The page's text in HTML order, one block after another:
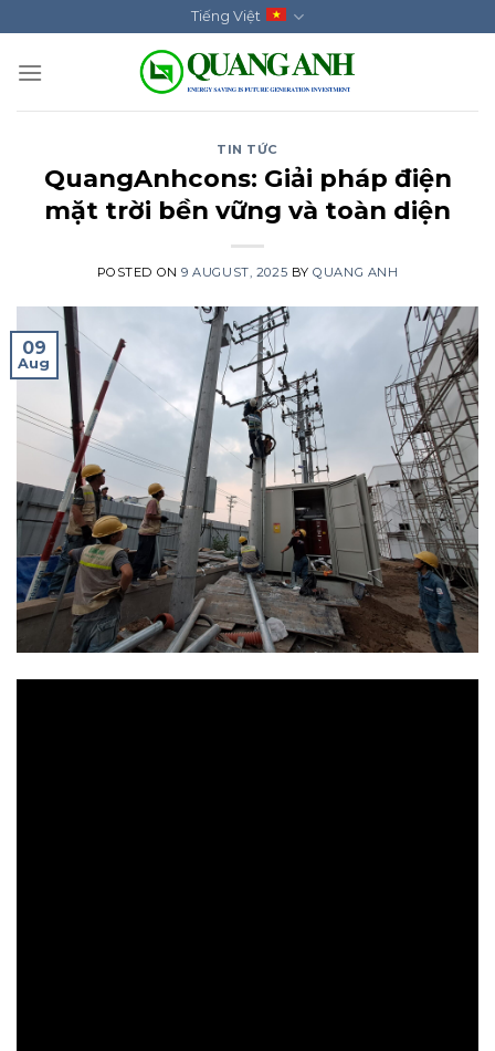
to
content
Tiếng Việt
TIN TỨC
QuangAnhcons: Giải pháp điện
mặt trời bền vững và toàn diện
POSTED ON9 AUGUST, 2025 BYQUANG ANH
09
Aug